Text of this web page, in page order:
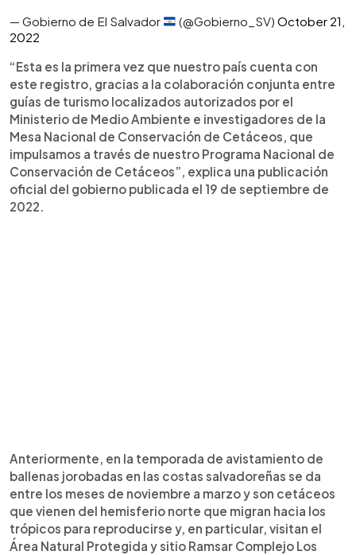
— Gobierno de El Salvador (@Gobierno_SV)October 21,
2022
“Esta es la primera vez que nuestro país cuenta con
este registro, gracias a la colaboración conjunta entre
guías de turismo localizados autorizados por el
Ministerio de Medio Ambiente e investigadores de la
Mesa Nacional de Conservación de Cetáceos, que
impulsamos a través de nuestro Programa Nacional de
Conservación de Cetáceos”, explica una publicación
oficial del gobierno publicada el 19 de septiembre de
2022.
Anteriormente, en la temporada de avistamiento de
ballenas jorobadas en las costas salvadoreñas se da
entre los meses de noviembre a marzo y son cetáceos
que vienen del hemisferio norte que migran hacia los
trópicos para reproducirse y, en particular, visitan el
Área Natural Protegida y sitio Ramsar Complejo Los